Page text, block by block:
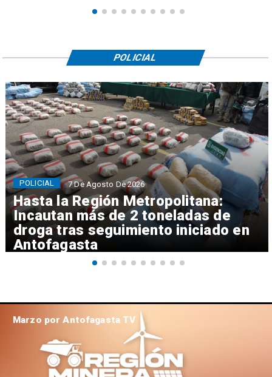
Hasta la Región Metropolitana:
Incautan más de 2 toneladas de
droga tras seguimiento iniciado en
Antofagasta
POLICIAL 7 De Agosto De 2026
POLICIAL
Marzo por Antofagasta TV